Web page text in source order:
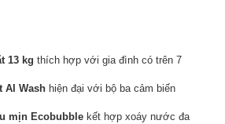
13 kg thích hợp với gia đình có trên 7
AI Wash hiện đại với bộ ba cảm biến
mịn Ecobubble kết hợp xoáy nước đa